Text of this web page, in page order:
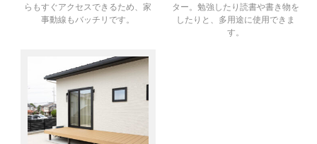
らもすぐアクセスできるため、家
事動線もバッチリです。
ター。勉強したり読書や書き物を
したりと、多用途に使用できま
す。